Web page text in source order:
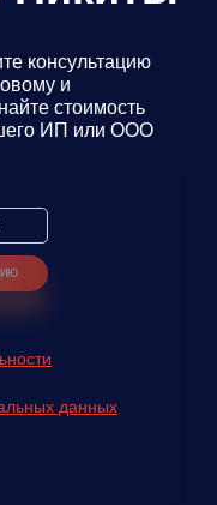
консультацию
и
стоимость
ИП или ООО
данных